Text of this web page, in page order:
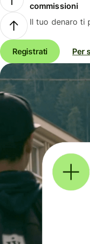
commissioni
Il tuo denaro ti
Registrati Per